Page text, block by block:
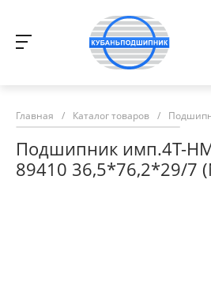
Главная / Каталог товаров /
Подшипник имп.4T-
89410 36,5*76,2*29/7